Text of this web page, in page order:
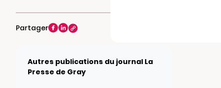
Partager
Autres publications du journal La
Presse de Gray